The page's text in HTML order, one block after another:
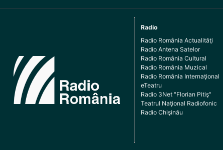
Radio
Radio România Actualităţi
Radio Antena Satelor
Radio România Cultural
Radio România Muzical
Radio România Internaţional
eTeatru
Radio 3Net "Florian Pitiş"
Teatrul Naţional Radiofonic
Radio Chişinău